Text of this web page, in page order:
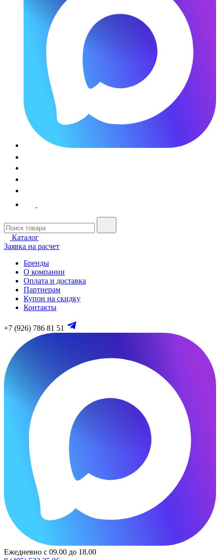
Каталог
Заявка на расчет
Бренды
О компании
Оплата и доставка
Партнерам
Купон на скидку
Контакты
+7 (926) 786 81 51
Ежедневно с 09.00 до 18.00